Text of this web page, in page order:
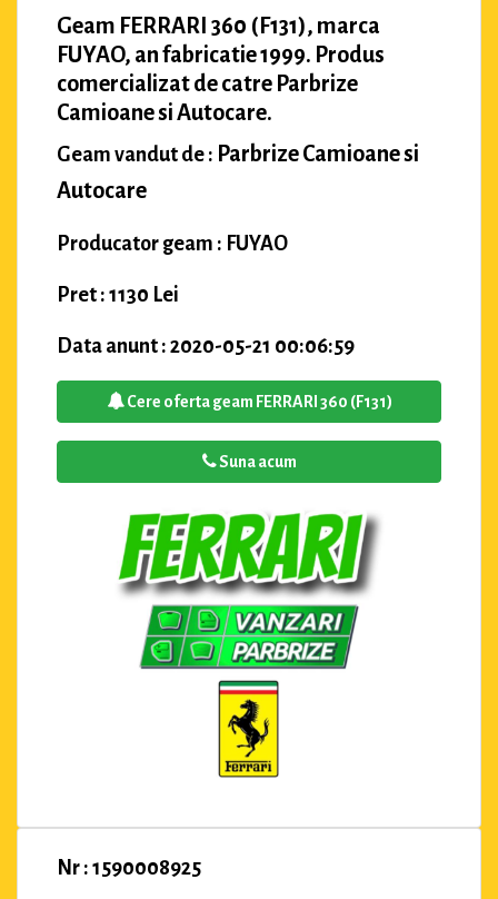
Geam FERRARI 360 (F131), marca
FUYAO, an fabricatie 1999. Produs
comercializat de catre Parbrize
Camioane si Autocare.
Geam vandut de : Parbrize Camioane si
Autocare
Producator geam : FUYAO
Pret : 1130 Lei
Data anunt : 2020-05-21 00:06:59
Cere oferta geam FERRARI 360 (F131)
Suna acum
Nr : 1590008925